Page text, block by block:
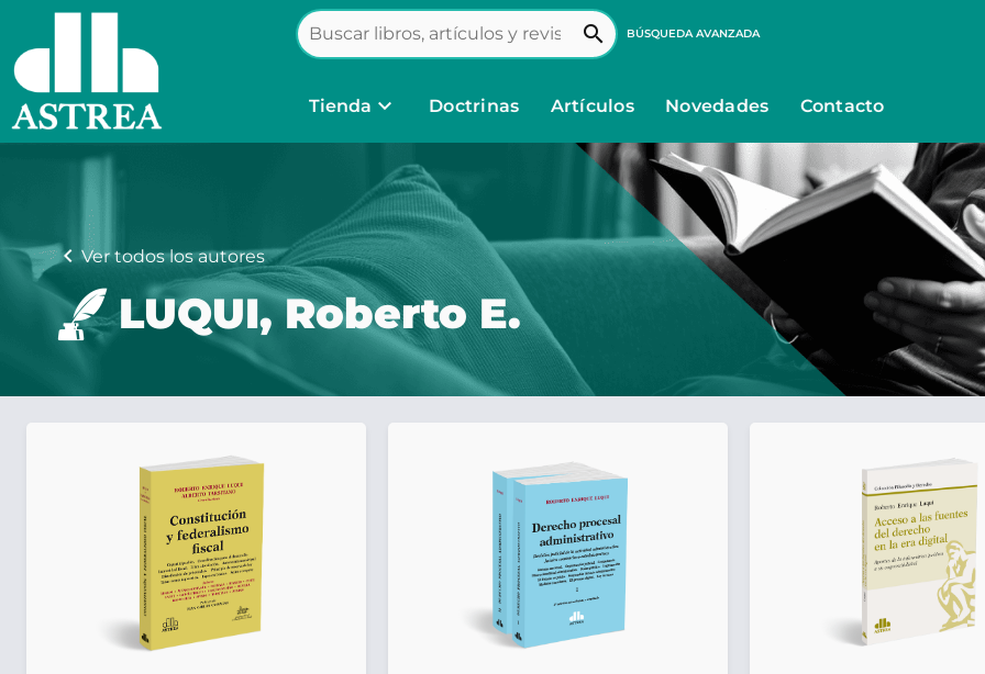
search BÚSQUEDA AVANZADA
Tienda keyboard_arrow_down Doctrinas Artículos Novedades Contacto
chevron_leftVer todos los autores
LUQUI, Roberto E.